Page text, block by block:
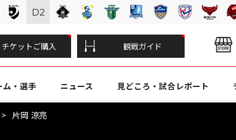
チケットご購入 観戦ガイド
ム・選手 ニュース 見どころ・試合レポート
片岡 涼亮
D2